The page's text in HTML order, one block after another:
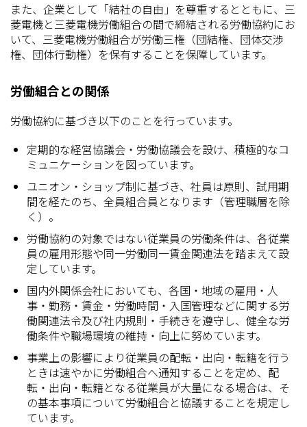
また、企業として「結社の自由」を尊重するとともに、三
菱電機と三菱電機労働組合の間で締結される労働協約にお
いて、三菱電機労働組合が労働三権（団結権、団体交渉
権、団体行動権）を保有することを保障しています。
労働組合との関係
労働協約に基づき以下のことを行っています。
定期的な経営協議会・労働協議会を設け、積極的なコ
ミュニケーションを図っています。
ユニオン・ショップ制に基づき、社員は原則、試用期
間を経たのち、全員組合員となります（管理職層を除
く）。
労働協約の対象ではない従業員の労働条件は、各従業
員の雇用形態や同一労働同一賃金関連法を踏まえて設
定しています。
国内外関係会社においても、各国・地域の雇用・人
事・勤務・賃金・労働時間・入国管理などに関する労
働関連法令及び社内規則・手続きを遵守し、健全な労
働条件や職場環境の維持・向上に努めています。
事業上の影響により従業員の配転・出向・転籍を行う
ときは速やかに労働組合へ通知することを定め、配
転・出向・転籍となる従業員が大量になる場合は、そ
の基本事項について労働組合と協議することを規定し
ています。